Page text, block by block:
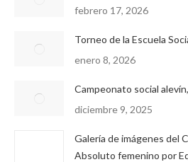
febrero 17, 2026
Torneo de la Escuela
enero 8, 2026
Campeonato social
diciembre 9, 2025
Galería de imágenes del
Absoluto femenino por